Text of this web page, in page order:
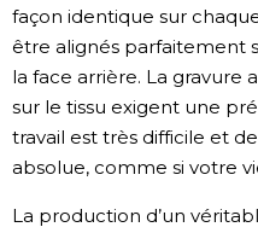
façon identique sur
être alignés parfaitement
la face arrière. La gravure
sur le tissu exigent une
travail est très difficile et
absolue, comme si votre
La production d’un